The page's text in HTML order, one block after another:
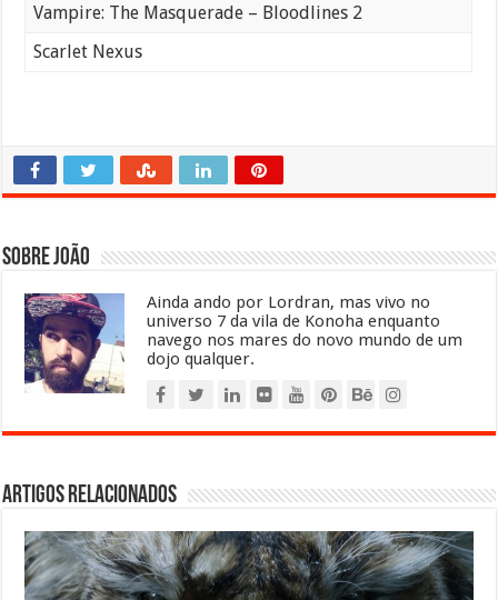
Vampire: The Masquerade – Bloodlines 2
Scarlet Nexus
Sobre João
Ainda ando por Lordran, mas vivo no
universo 7 da vila de Konoha enquanto
navego nos mares do novo mundo de um
dojo qualquer.
Artigos relacionados